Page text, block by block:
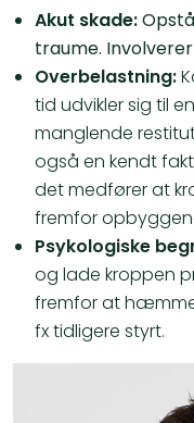
Akut skade:
traume.
Overbelastning:
tid udvikler sig til
manglende
også en kendt
det medfører at
fremfor
Psykologiske
og lade kroppen
fremfor at
fx tidligere styrt.